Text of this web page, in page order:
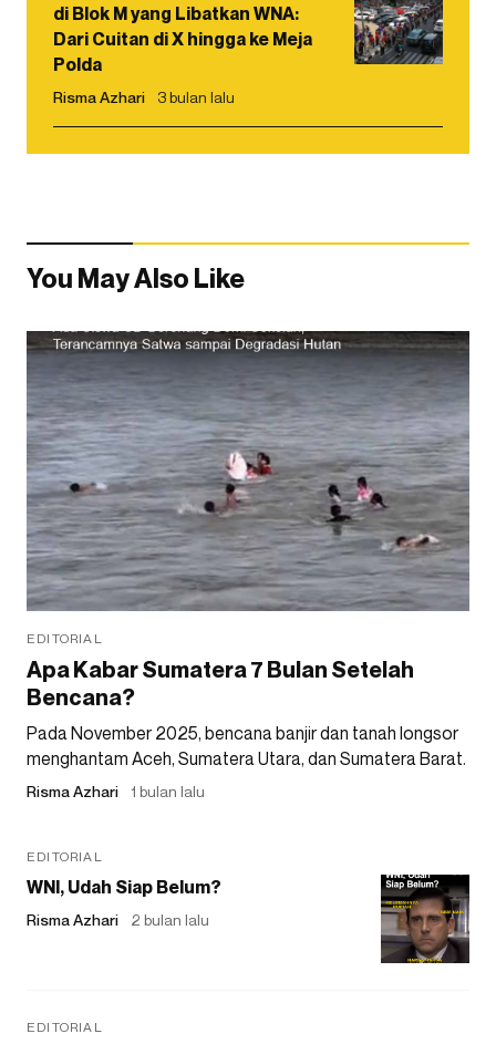
di Blok M yang Libatkan WNA:
Dari Cuitan di X hingga ke Meja
Polda
Risma Azhari 3 bulan lalu
You May Also Like
EDITORIAL
Apa Kabar Sumatera 7 Bulan Setelah
Bencana?
Pada November 2025, bencana banjir dan tanah longsor
menghantam Aceh, Sumatera Utara, dan Sumatera Barat.
Risma Azhari 1 bulan lalu
EDITORIAL
WNI, Udah Siap Belum?
Risma Azhari 2 bulan lalu
EDITORIAL